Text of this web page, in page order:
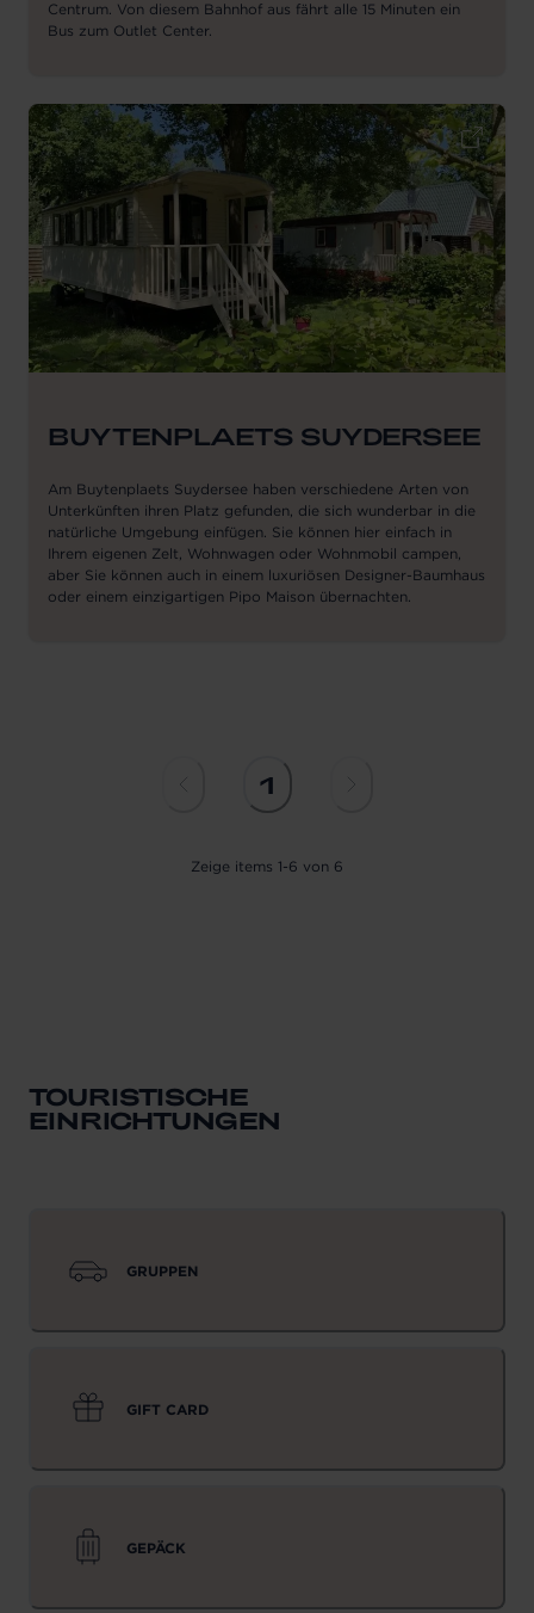
Centrum. Von diesem Bahnhof aus fährt alle 15 Minuten ein
Bus zum Outlet Center.
BUYTENPLAETS SUYDERSEE
Am Buytenplaets Suydersee haben verschiedene Arten von
Unterkünften ihren Platz gefunden, die sich wunderbar in die
natürliche Umgebung einfügen. Sie können hier einfach in
Ihrem eigenen Zelt, Wohnwagen oder Wohnmobil campen,
aber Sie können auch in einem luxuriösen Designer-Baumhaus
oder einem einzigartigen Pipo Maison übernachten.
1
Zeige items 1-6 von 6
TOURISTISCHE
EINRICHTUNGEN
GRUPPEN
GIFT CARD
GEPÄCK